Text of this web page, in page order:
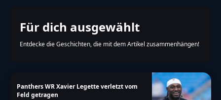
Für dich ausgewählt
Entdecke die Geschichten, die mit dem Artikel zusammenhängen!
Panthers WR Xavier Legette verletzt vom
Feld getragen